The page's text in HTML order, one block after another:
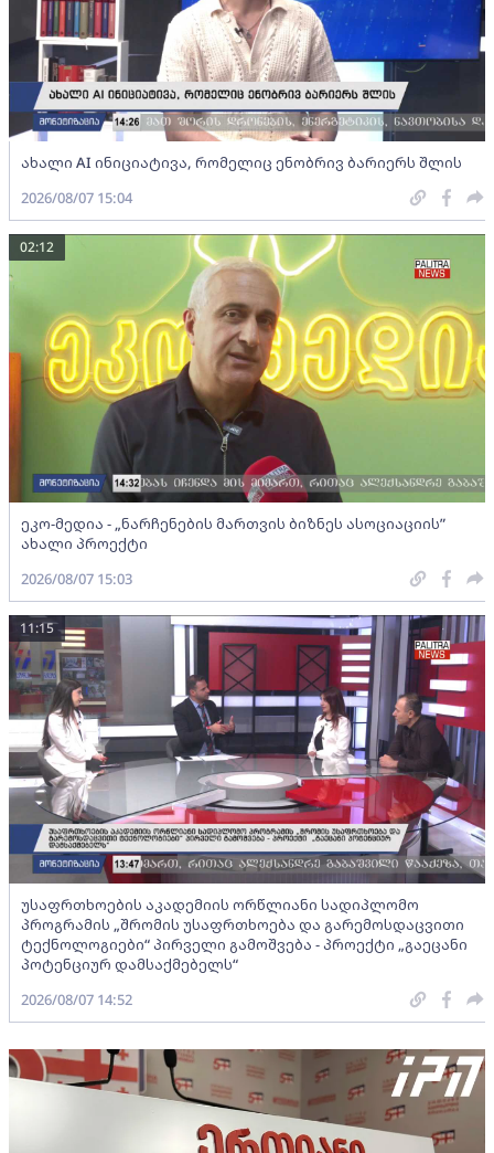
ახალი AI ინიციატივა, რომელიც ენობრივ ბარიერს შლის
2026/08/07 15:04
ეკო-მედია - „ნარჩენების მართვის ბიზნეს ასოციაციის”
ახალი პროექტი
02:12
2026/08/07 15:03
უსაფრთხოების აკადემიის ორწლიანი სადიპლომო
პროგრამის „შრომის უსაფრთხოება და გარემოსდაცვითი
ტექნოლოგიები“ პირველი გამოშვება - პროექტი „გაეცანი
პოტენციურ დამსაქმებელს“
11:15
2026/08/07 14:52